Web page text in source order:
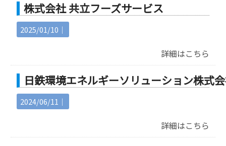
株式会社 共立フーズサービス
2025/01/10｜
詳細はこちら
日鉄環境エネルギーソリューション株式
2024/06/11｜
詳細はこちら